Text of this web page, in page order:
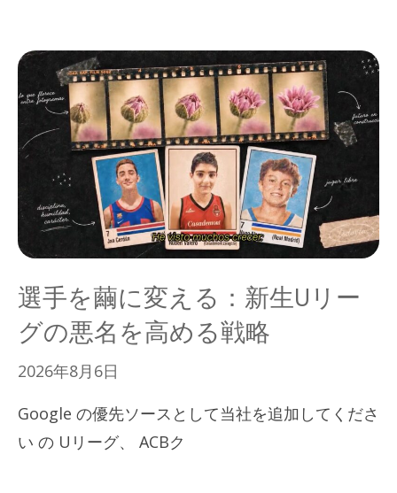
選手を繭に変える：新生Uリー
グの悪名を高める戦略
2026年8月6日
Google の優先ソースとして当社を追加してくださ
い の Uリーグ、 ACBク